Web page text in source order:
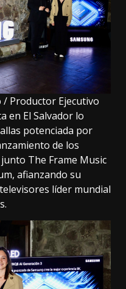
Productor Ejecutivo
en El Salvador lo
potenciada por
de los
junto The Frame Music
afianzando su
líder mundial